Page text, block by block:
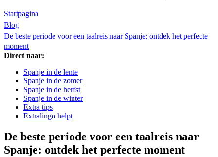
Startpagina
Blog
De beste periode voor een taalreis naar Spanje: ontdek het perfecte
moment
Direct naar:
Spanje in de lente
Spanje in de zomer
Spanje in de herfst
Spanje in de winter
Extra tips
Extralingo helpt
De beste periode voor een taalreis naar
Spanje: ontdek het perfecte moment